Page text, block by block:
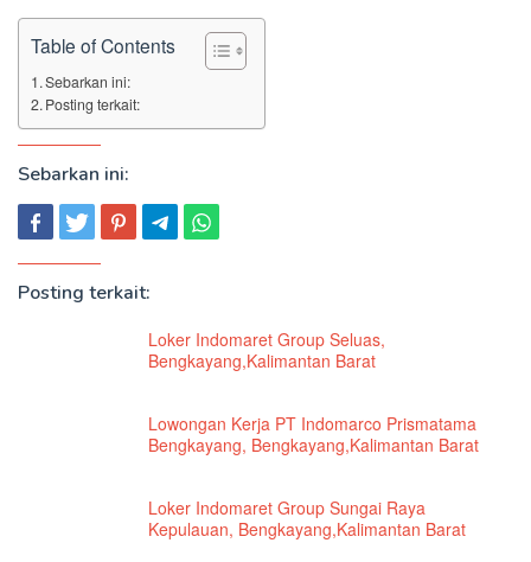
Table of Contents
Sebarkan ini:
Posting terkait:
Sebarkan ini:
Posting terkait:
Loker Indomaret Group Seluas,
Bengkayang,Kalimantan Barat
Lowongan Kerja PT Indomarco Prismatama
Bengkayang, Bengkayang,Kalimantan Barat
Loker Indomaret Group Sungai Raya
Kepulauan, Bengkayang,Kalimantan Barat